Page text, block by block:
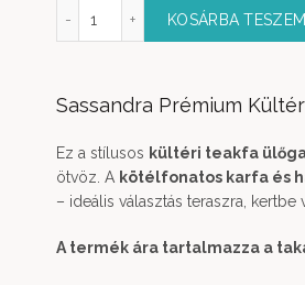
Ülőgarnitúra 2 személyes kanapéval
KOSÁRBA TESZEM
Sassandra Prémium
Ez a stílusos kültéri teakfa
ötvöz. A kötélfonatos karfa és
– ideális választás teraszra,
A termék ára tartalmazza a